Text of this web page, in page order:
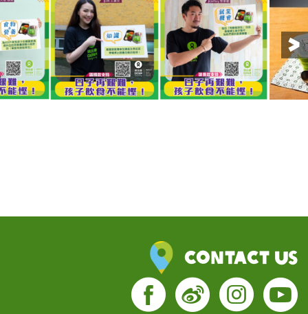
Contact Us